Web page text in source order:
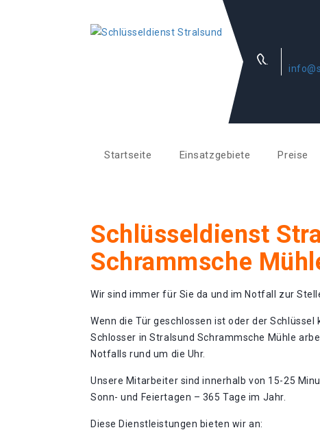
Startseite Einsatzgebiete Preise
Schlüsseldienst
Schrammsche
Wir sind immer für Sie da und im Notfall zur
Wenn die Tür geschlossen ist oder der Schlüssel
Schlosser in Stralsund Schrammsche Mühle
Notfalls rund um die Uhr.
Unsere Mitarbeiter sind innerhalb von 15-25
Sonn- und Feiertagen – 365 Tage im Jahr.
Diese Dienstleistungen bieten wir an: